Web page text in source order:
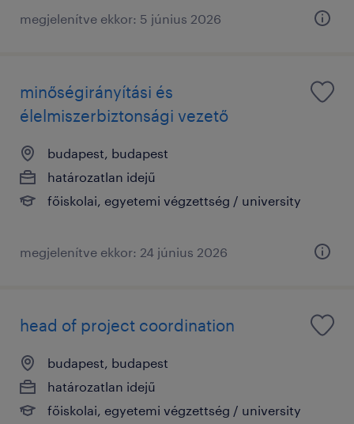
megjelenítve ekkor: 5 június 2026
minőségirányítási és
élelmiszerbiztonsági vezető
budapest, budapest
határozatlan idejű
főiskolai, egyetemi végzettség / university
megjelenítve ekkor: 24 június 2026
head of project coordination
budapest, budapest
határozatlan idejű
főiskolai, egyetemi végzettség / university